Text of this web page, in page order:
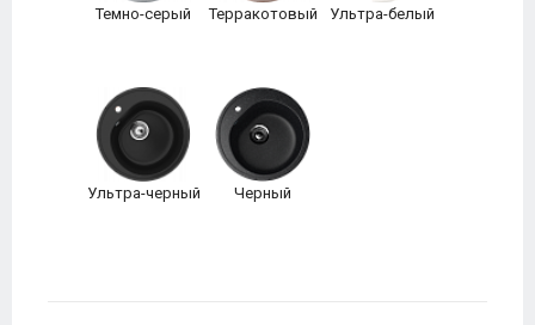
Темно-серый Терракотовый Ультра-белый
Ультра-черный Черный